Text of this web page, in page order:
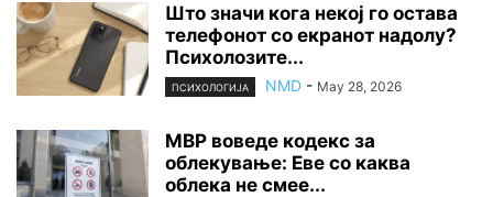
Што значи кога некој го остава
телефонот со екранот надолу?
Психолозите...
ПСИХОЛОГИЈА NMD - May 28, 2026
МВР воведе кодекс за
облекување: Еве со каква
облека не смее...